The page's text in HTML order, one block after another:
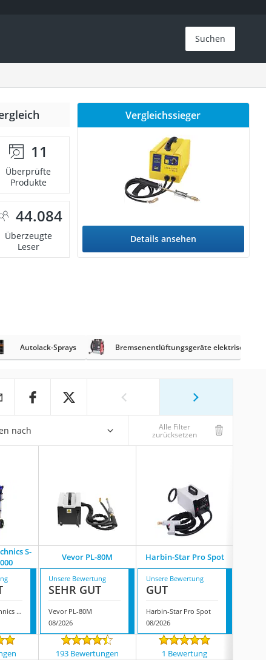
Suchen
11
Überprüfte
Produkte
44.084
Überzeugte
Leser
Vergleichssieger
Details ansehen
Autolack-Sprays Bremsenentlüftungsgeräte elektrisch
nach Alle Filter
zurücksetzen
S-
Vevor ‎PL-80M Harbin-Star Pro Spot
Msw Motor Technics S-Spotter 5000
Unsere Bewertung
SEHR GUT
Vevor ‎PL-80M
08/2026
Unsere Bewertung
GUT
Harbin-Star Pro Spot
08/2026
193 Bewertungen 1 Bewertung